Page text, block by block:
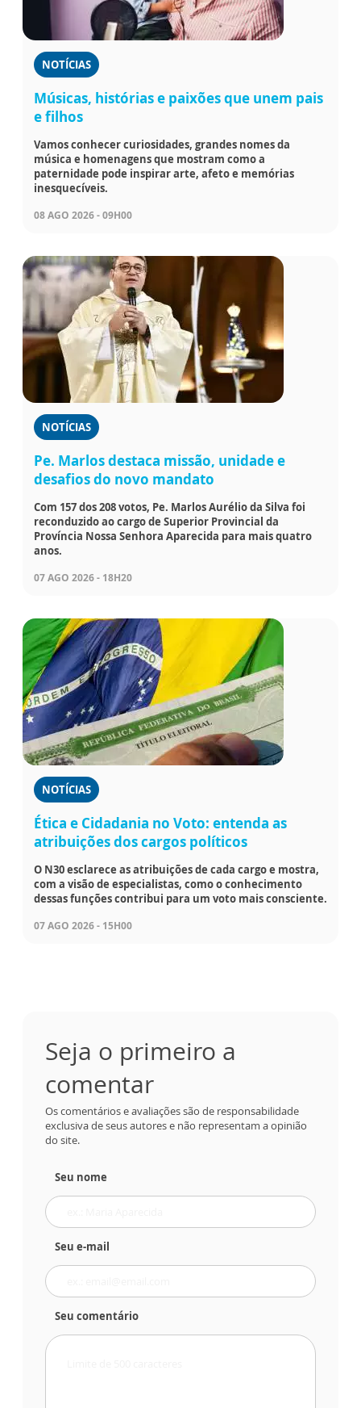
NOTÍCIAS
Músicas, histórias e paixões que unem pais
e filhos
Vamos conhecer curiosidades, grandes nomes da
música e homenagens que mostram como a
paternidade pode inspirar arte, afeto e memórias
inesquecíveis.
08 AGO 2026 - 09H00
NOTÍCIAS
Pe. Marlos destaca missão, unidade e
desafios do novo mandato
Com 157 dos 208 votos, Pe. Marlos Aurélio da Silva foi
reconduzido ao cargo de Superior Provincial da
Província Nossa Senhora Aparecida para mais quatro
anos.
07 AGO 2026 - 18H20
NOTÍCIAS
Ética e Cidadania no Voto: entenda as
atribuições dos cargos políticos
O N30 esclarece as atribuições de cada cargo e mostra,
com a visão de especialistas, como o conhecimento
dessas funções contribui para um voto mais consciente.
07 AGO 2026 - 15H00
Seja o primeiro a
comentar
Os comentários e avaliações são de responsabilidade
exclusiva de seus autores e não representam a opinião
do site.
Seu nome
Seu e-mail
Seu comentário